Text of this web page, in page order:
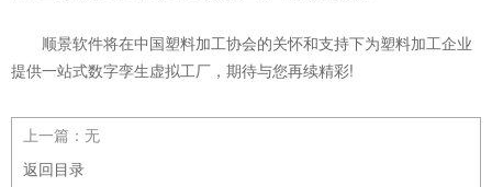
顺景软件将在中国塑料加工协会的关怀和支持下为塑料加工企业
提供一站式数字孪生虚拟工厂，期待与您再续精彩!
上一篇： 无
返回目录